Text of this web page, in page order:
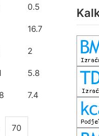
0.5
16.7
2
5.8
7.4
70